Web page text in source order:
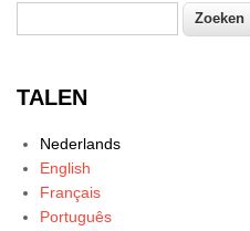
TALEN
Nederlands
English
Français
Português